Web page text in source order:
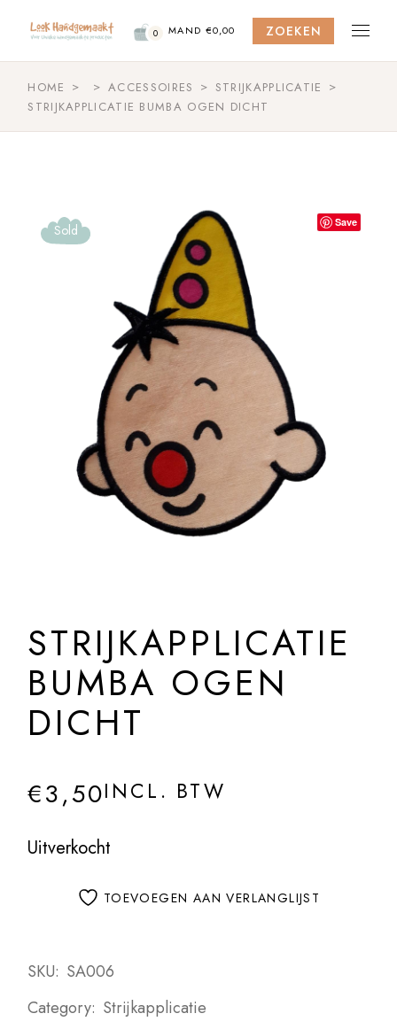
content
0 MAND €0,00 ZOEKEN
HOME ACCESSOIRES
STRIJKAPPLICATIE
STRIJKAPPLICATIE BUMBA OGEN DICHT
Sold Save
STRIJKAPPLICATIE
BUMBA OGEN
DICHT
€3,50INCL. BTW
Uitverkocht
TOEVOEGEN AAN VERLANGLIJST
SKU: SA006
Category: Strijkapplicatie